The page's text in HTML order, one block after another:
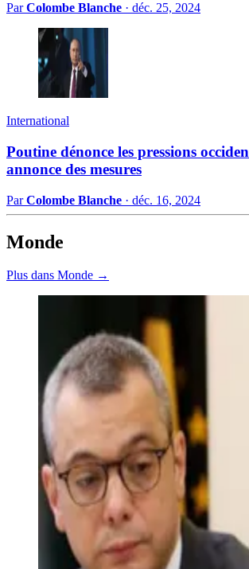
ParColombe Blanche · déc. 25, 2024
International
Poutine dénonce les pressions
annonce des mesures
ParColombe Blanche · déc. 16, 2024
Monde
Plus dans Monde →